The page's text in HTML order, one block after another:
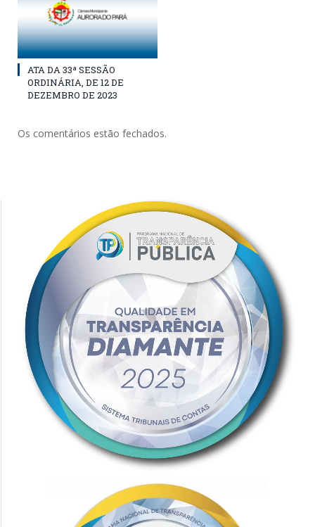
ATA DA 33ª SESSÃO
ORDINÁRIA, DE 12 DE
DEZEMBRO DE 2023
Os comentários estão fechados.